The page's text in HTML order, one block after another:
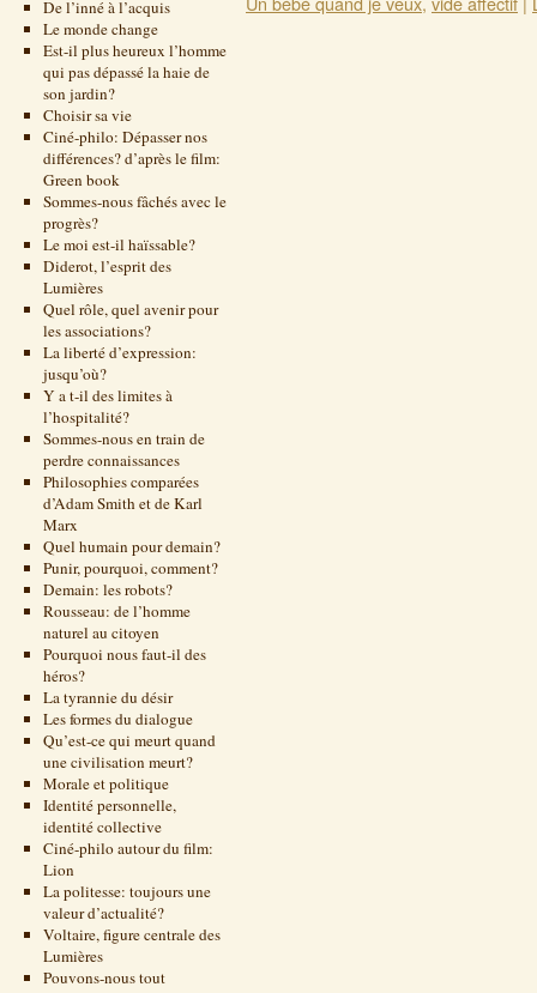
De l’inné à l’acquis
Le monde change
Est-il plus heureux l’homme
qui pas dépassé la haie de
son jardin?
Choisir sa vie
Ciné-philo: Dépasser nos
différences? d’après le film:
Green book
Sommes-nous fâchés avec le
progrès?
Le moi est-il haïssable?
Diderot, l’esprit des
Lumières
Quel rôle, quel avenir pour
les associations?
La liberté d’expression:
jusqu’où?
Y a t-il des limites à
l’hospitalité?
Sommes-nous en train de
perdre connaissances
Philosophies comparées
d’Adam Smith et de Karl
Marx
Quel humain pour demain?
Punir, pourquoi, comment?
Demain: les robots?
Rousseau: de l’homme
naturel au citoyen
Pourquoi nous faut-il des
héros?
La tyrannie du désir
Les formes du dialogue
Qu’est-ce qui meurt quand
une civilisation meurt?
Morale et politique
Identité personnelle,
identité collective
Ciné-philo autour du film:
Lion
La politesse: toujours une
valeur d’actualité?
Voltaire, figure centrale des
Lumières
Pouvons-nous tout